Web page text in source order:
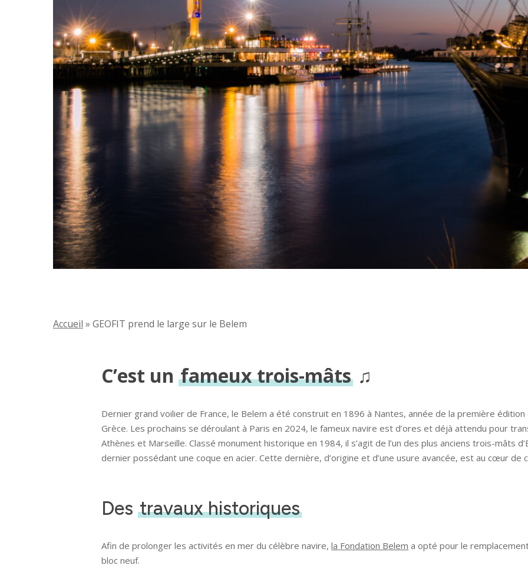
Accueil » GEOFIT prend le large sur le Belem
C’est unfameux trois-mâts ♫
Dernier grand voilier de France, le Belem a été construit en 1896 à Nantes, année de la première
Grèce. Les prochains se déroulant à Paris en 2024, le fameux navire est d’ores et déjà attendu pour
Athènes et Marseille. Classé monument historique en 1984, il s’agit de l’un des plus anciens trois-mâts
dernier possédant une coque en acier. Cette dernière, d’origine et d’une usure avancée, est au cœur
Destravaux historiques
Afin de prolonger les activités en mer du célèbre navire,la Fondation Belem a opté pour le
bloc neuf.